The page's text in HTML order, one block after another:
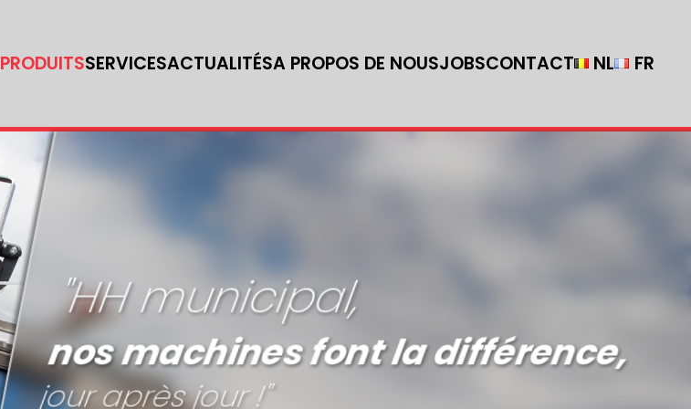
PRODUITSSERVICESACTUALITÉSA PROPOS DE NOUSJOBSCONTACT NL FR
"HH municipal,
nos machines font la différence,
jour après jour !"